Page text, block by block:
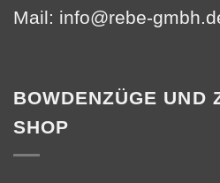
Mail: info@rebe-
BOWDENZÜGE UND
SHOP